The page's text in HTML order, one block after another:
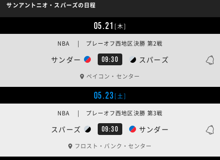
サンアントニオ・スパーズの日程
05.21 [木]
サンダー 09:30 スパーズ
NBA | プレーオフ西地区決勝 第2戦
ペイコン・センター
05.23[土]
スパーズ 09:30 サンダー
NBA | プレーオフ西地区決勝 第3戦
フロスト・バンク・センター